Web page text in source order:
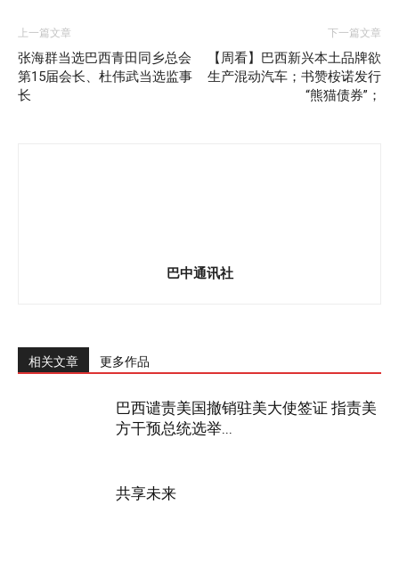
上一篇文章
张海群当选巴西青田同乡总会
第15届会长、杜伟武当选监事
长
下一篇文章
【周看】巴西新兴本土品牌欲
生产混动汽车；书赞桉诺发行
“熊猫债券”；
巴中通讯社
相关文章 更多作品
巴西谴责美国撤销驻美大使签证 指责美
方干预总统选举...
共享未来